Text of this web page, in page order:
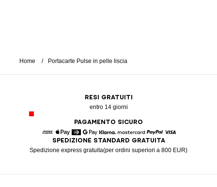
Home Portacarte Pulse in pelle liscia
RESI GRATUITI
entro 14 giorni
PAGAMENTO SICURO
American Express
Apple Pay
DinersGoogle Pay
Klarna MastercardPaypal
SPEDIZIONE STANDARD GRATUITA
Spedizione express gratuita(per ordini superiori a 800 EUR)